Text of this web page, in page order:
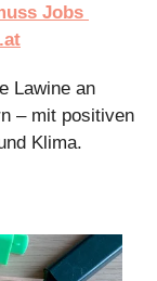
Jobs
Lawine an
– mit positiven
Klima.